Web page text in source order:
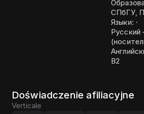
СПбГУ,
Языки: ·
Русский
B2
Doświadczenie afiliacyjne
Verticale